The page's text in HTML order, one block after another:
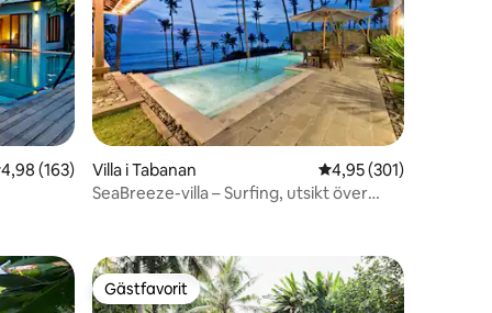
av 5 i genomsnittligt betyg, 163 omdömen
4,98 (163)
Villa i Tabanan 4,95 av 5 i
4,95 (301)
SeaBreeze-villa – Surfing, utsikt över
Gästfavorit
Gästfavorit